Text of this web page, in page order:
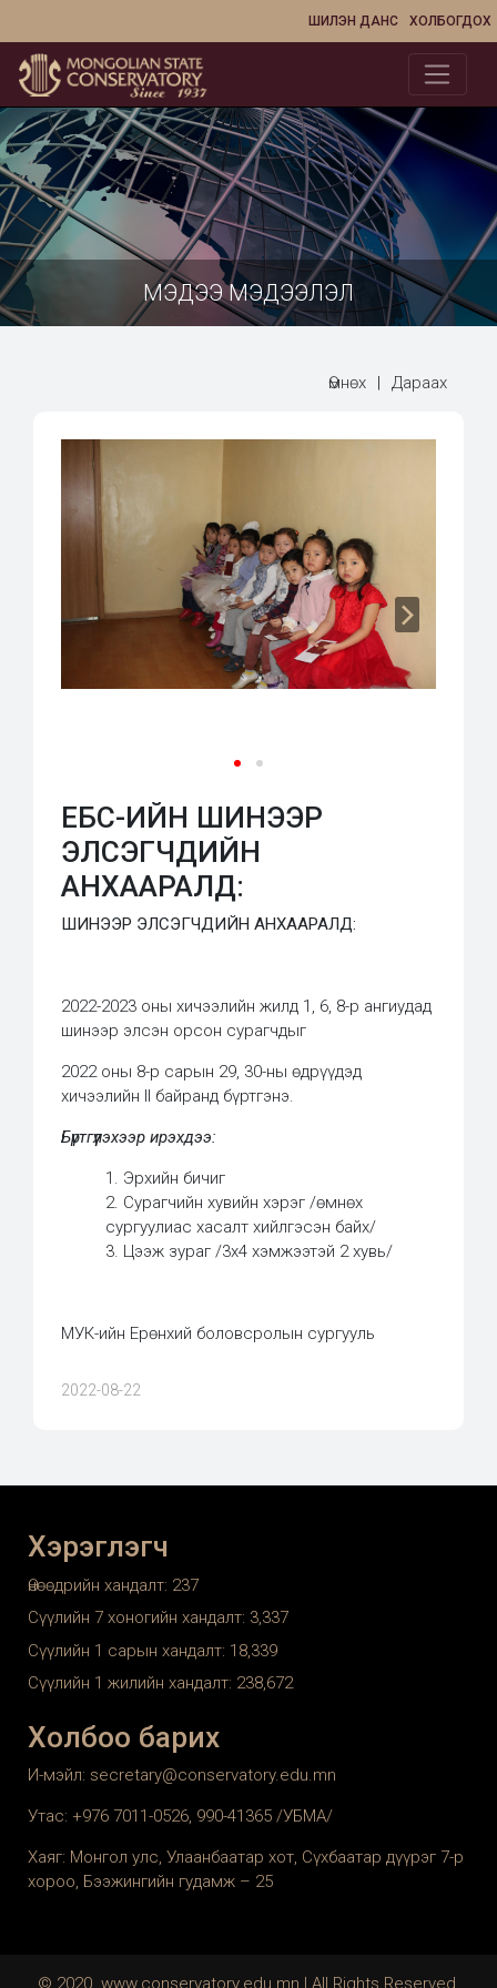
ХОЛБОГДОХ
ШИЛЭН ДАНС
МЭДЭЭ МЭДЭЭЛЭЛ
Өмнөх | Дараах
ЕБС-ИЙН ШИНЭЭР
ЭЛСЭГЧДИЙН
АНХААРАЛД:
ШИНЭЭР ЭЛСЭГЧДИЙН АНХААРАЛД:
2022-2023 оны хичээлийн жилд 1, 6, 8-р ангиудад
шинээр элсэн орсон сурагчдыг
2022 оны 8-р сарын 29, 30-ны өдрүүдэд
хичээлийн II байранд бүртгэнэ.
Бүртгүүлэхээр ирэхдээ:
1. Эрхийн бичиг
2. Сурагчийн хувийн хэрэг /өмнөх
сургуулиас хасалт хийлгэсэн байх/
3. Цээж зураг /3х4 хэмжээтэй 2 хувь/
МУК-ийн Ерөнхий боловсролын сургууль
2022-08-22
Хэрэглэгч
Өнөөдрийн хандалт: 237
Сүүлийн 7 хоногийн хандалт: 3,337
Сүүлийн 1 сарын хандалт: 18,339
Сүүлийн 1 жилийн хандалт: 238,672
Холбоо барих
И-мэйл: secretary@conservatory.edu.mn
Утас: +976 7011-0526, 990-41365 /УБМА/
Хаяг: Монгол улс, Улаанбаатар хот, Сүхбаатар дүүрэг 7-р
хороо, Бээжингийн гудамж – 25
© 2020. www.conservatory.edu.mn | All Rights Reserved.